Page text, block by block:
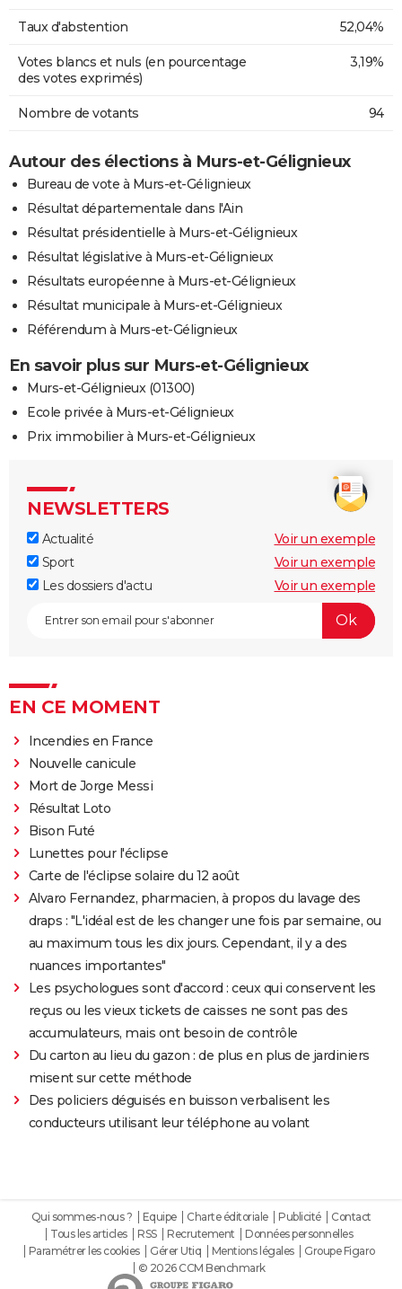
Taux d'abstention 52,04%
Votes blancs et nuls (en pourcentage
des votes exprimés)
3,19%
Nombre de votants 94
Autour des élections à Murs-et-Gélignieux
Bureau de vote à Murs-et-Gélignieux
Résultat départementale dans l'Ain
Résultat présidentielle à Murs-et-Gélignieux
Résultat législative à Murs-et-Gélignieux
Résultats européenne à Murs-et-Gélignieux
Résultat municipale à Murs-et-Gélignieux
Référendum à Murs-et-Gélignieux
En savoir plus sur Murs-et-Gélignieux
Murs-et-Gélignieux (01300)
Ecole privée à Murs-et-Gélignieux
Prix immobilier à Murs-et-Gélignieux
NEWSLETTERS
Actualité
Voir un exemple
Sport
Voir un exemple
Les dossiers d'actu
Voir un exemple
EN CE MOMENT
Incendies en France
Nouvelle canicule
Mort de Jorge Messi
Résultat Loto
Bison Futé
Lunettes pour l'éclipse
Carte de l'éclipse solaire du 12 août
Alvaro Fernandez, pharmacien, à propos du lavage des
draps : "L'idéal est de les changer une fois par semaine, ou
au maximum tous les dix jours. Cependant, il y a des
nuances importantes"
Les psychologues sont d'accord : ceux qui conservent les
reçus ou les vieux tickets de caisses ne sont pas des
accumulateurs, mais ont besoin de contrôle
Du carton au lieu du gazon : de plus en plus de jardiniers
misent sur cette méthode
Des policiers déguisés en buisson verbalisent les
conducteurs utilisant leur téléphone au volant
Qui sommes-nous ? Equipe Charte éditoriale Publicité
Contact
Tous les articles
RSS Recrutement
Données personnelles
Paramétrer les cookies
Gérer Utiq Mentions légales
Groupe Figaro
© 2026 CCM Benchmark